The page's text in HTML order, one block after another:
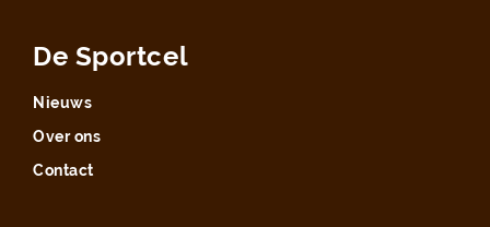
De Sportcel
Nieuws
Over ons
Contact